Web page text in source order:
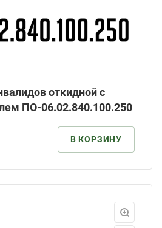
откидной с
ПО-06.02.840.100.250
В КОРЗИНУ